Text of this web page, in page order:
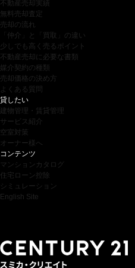
不動産売却実績
無料売却査定
売却の流れ
「仲介」と「買取」の違い
少しでも高く売るポイント
不動産売却に必要な書類
媒介契約の種類
売却価格の決め方
よくある質問
貸したい
建物管理・賃貸管理
サービス紹介
空室対策
オーナー様へ
コンテンツ
マンションカタログ
住宅ローン控除
シミュレーション
English Site